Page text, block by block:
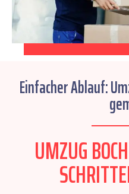
Einfacher Ablauf:
UMZUG